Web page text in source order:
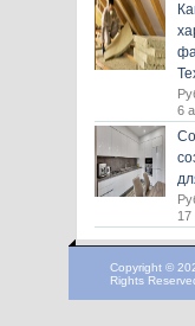
6
17
Copyright ©
Rights